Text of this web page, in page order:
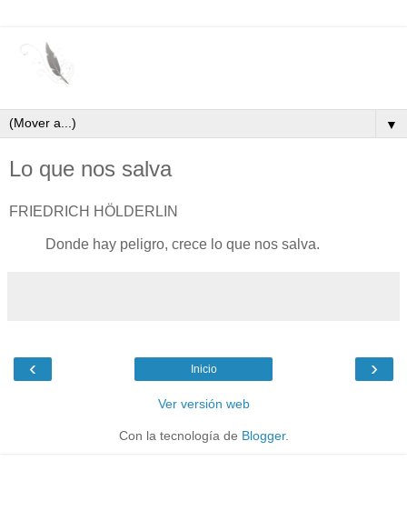
▼
Lo que nos salva
FRIEDRICH HÖLDERLIN
Donde hay peligro, crece lo que nos salva.
‹ ›
Inicio
Ver versión web
Con la tecnología de Blogger.